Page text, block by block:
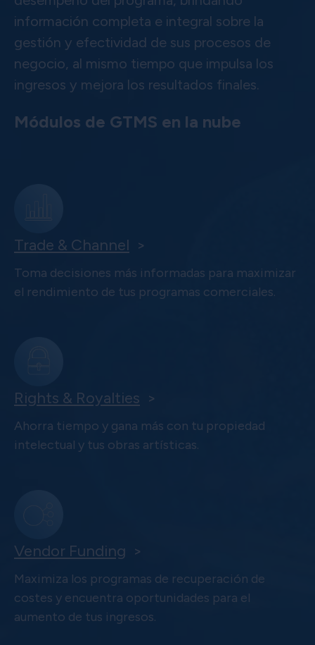
información completa e integral sobre la
gestión y efectividad de sus procesos de
negocio, al mismo tiempo que impulsa los
ingresos y mejora los resultados finales.
Módulos de GTMS en la nube
Trade & Channel >
Toma decisiones más informadas para maximizar
el rendimiento de tus programas comerciales.
Rights & Royalties >
Ahorra tiempo y gana más con tu propiedad
intelectual y tus obras artísticas.
Vendor Funding >
Maximiza los programas de recuperación de
costes y encuentra oportunidades para el
aumento de tus ingresos.